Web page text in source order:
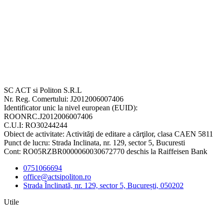
SC ACT si Politon S.R.L
Nr. Reg. Comertului: J2012006007406
Identificator unic la nivel european (EUID):
ROONRC.J2012006007406
C.U.I: RO30244244
Obiect de activitate: Activităţi de editare a cărţilor, clasa CAEN 5811
Punct de lucru: Strada Inclinata, nr. 129, sector 5, Bucuresti
Cont: RO05RZBR0000060030672770 deschis la Raiffeisen Bank
0751066694
office@actsipoliton.ro
Strada Înclinată, nr. 129, sector 5, București, 050202
Utile